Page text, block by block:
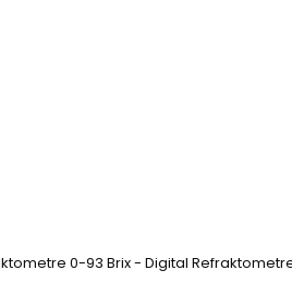
0-93 Brix - Digital